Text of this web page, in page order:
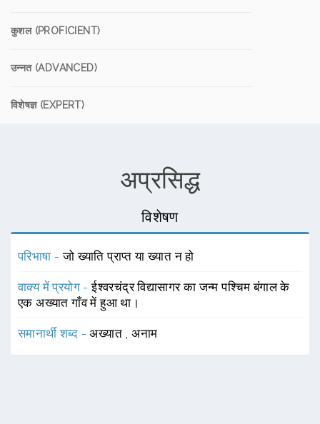
कुशल (PROFICIENT)
उन्नत (ADVANCED)
विशेषज्ञ (EXPERT)
अप्रसिद्ध
विशेषण
परिभाषा -जो ख्याति प्राप्त या ख्यात न हो
वाक्य में प्रयोग -ईश्वरचंद्र विद्यासागर का जन्म पश्चिम बंगाल के
एक अख्यात गाँव में हुआ था।
समानार्थी शब्द -अख्यात ,अनाम